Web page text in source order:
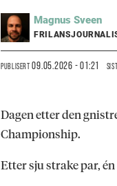
Magnus Sveen
PUBLISERT 09.05.2026 - 01:21
Dagen etter den
Championship.
Etter sju strake par,